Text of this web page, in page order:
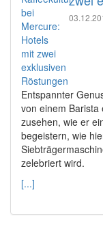
Entspannter
von einem
zusehen, wie er
begeistern, wie
zelebriert wird.
[...]